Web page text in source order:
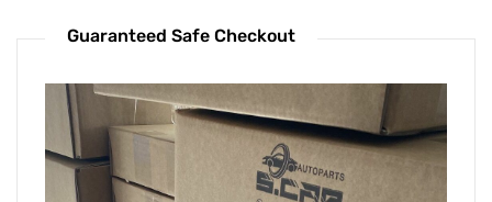
Guaranteed Safe Checkout